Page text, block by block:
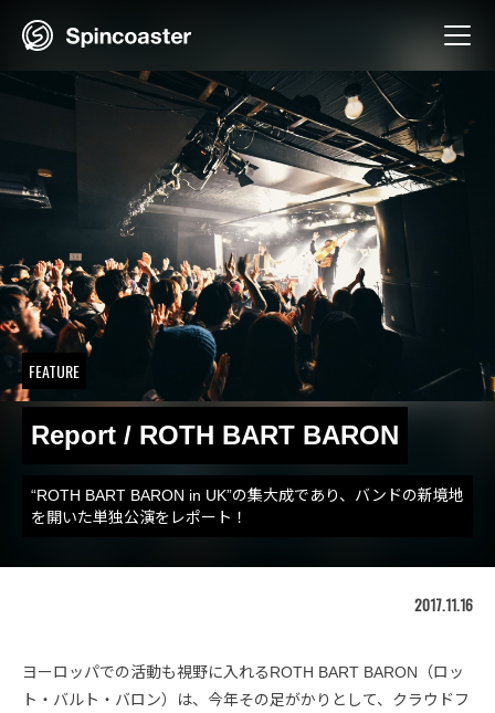
FEATURE
Report / ROTH BART BARON
“ROTH BART BARON in UK”の集大成であり、バンドの新境地
を開いた単独公演をレポート！
2017.11.16
ヨーロッパでの活動も視野に入れるROTH BART BARON（ロッ
ト・バルト・バロン）は、今年その足がかりとして、クラウドフ